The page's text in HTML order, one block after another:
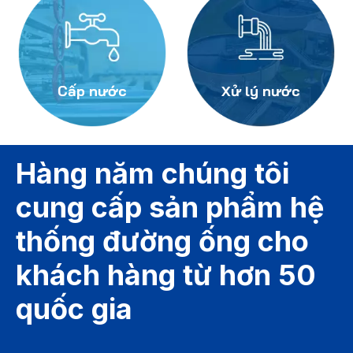
Cấp nước Xử lý nước
Hàng năm chúng tôi
cung cấp sản phẩm hệ
thống đường ống cho
khách hàng từ hơn 50
quốc gia